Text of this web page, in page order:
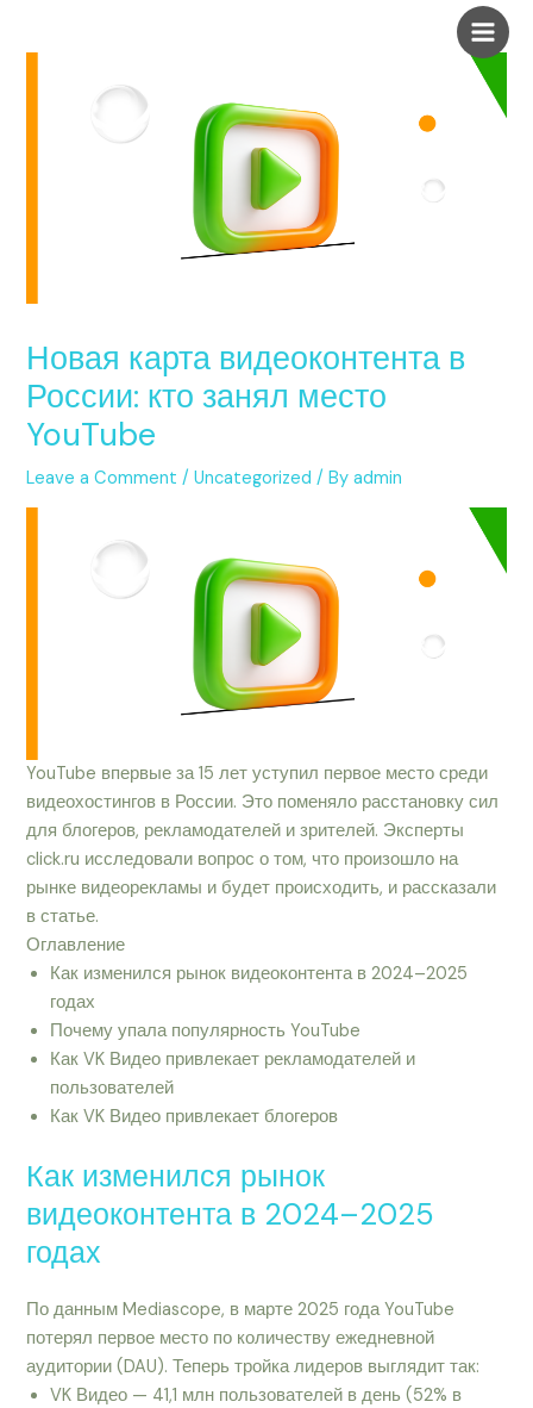
Main
Новая карта видеоконтента в
России: кто занял место
YouTube
Leave a Comment /Uncategorized / Byadmin
YouTube впервые за 15 лет уступил первое место среди
видеохостингов в России. Это поменяло расстановку сил
для блогеров, рекламодателей и зрителей. Эксперты
click.ru исследовали вопрос о том, что произошло на
рынке видеорекламы и будет происходить, и рассказали
в статье.
Оглавление
Как изменился рынок видеоконтента в 2024–2025
годах
Почему упала популярность YouTube
Как VK Видео привлекает рекламодателей и
пользователей
Как VK Видео привлекает блогеров
Как изменился рынок
видеоконтента в 2024–2025
годах
По данным Mediascope, в марте 2025 года YouTube
потерял первое место по количеству ежедневной
аудитории (DAU). Теперь тройка лидеров выглядит так:
VK Видео — 41,1 млн пользователей в день (52% в